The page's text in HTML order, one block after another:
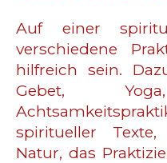
Auf einer
verschiedene
hilfreich sein.
Gebet,
spiritueller
Natur, das